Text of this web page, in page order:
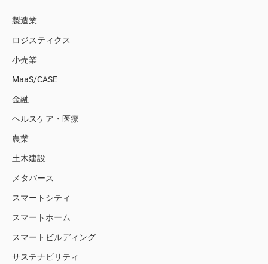
製造業
ロジスティクス
小売業
MaaS/CASE
金融
ヘルスケア・医療
農業
土木建設
メタバース
スマートシティ
スマートホーム
スマートビルディング
サステナビリティ